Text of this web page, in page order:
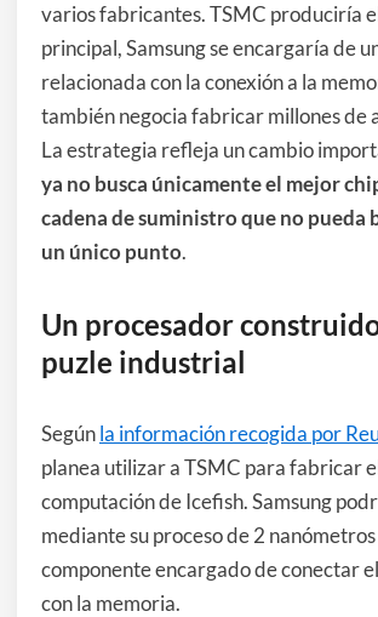
varios fabricantes. TSMC produciría
principal, Samsung se encargaría de
relacionada con la conexión a la
también negocia fabricar millones de
La estrategia refleja un cambio
ya no busca únicamente el mejor
cadena de suministro que no pueda
un único punto.
Un procesador
puzle industrial
Segúnla información recogida por
planea utilizar a TSMC para fabricar
computación de Icefish. Samsung
mediante su proceso de 2
componente encargado de conectar
con la memoria.